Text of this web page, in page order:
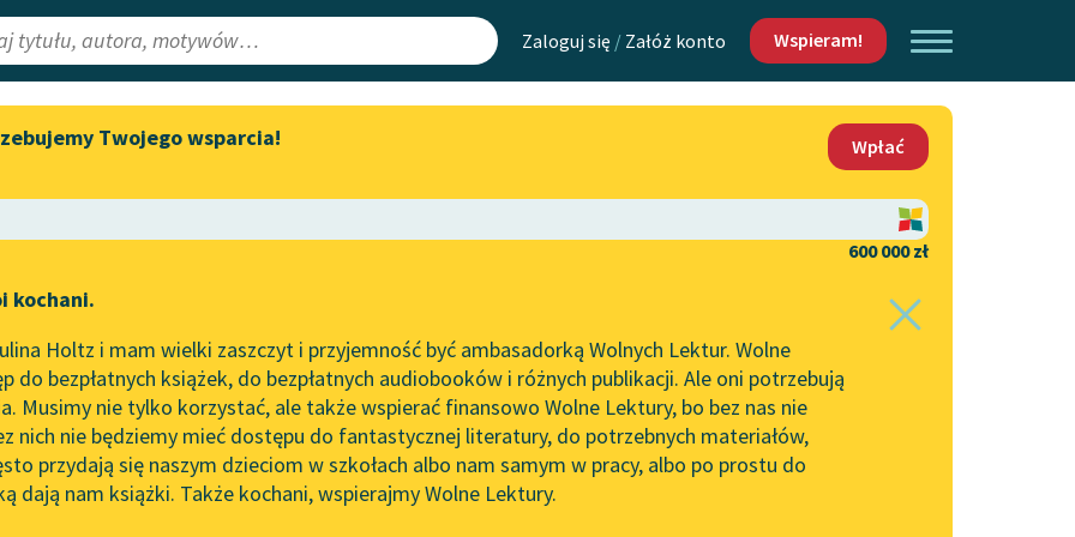
Zaloguj się / Załóż konto Wspieram!
Lektury
redakcyjne
Aktualności
Zapraszamy na spotkanie
literatury skandynawskiej
Wolne Lektury na 32.
Pol’and’Rock Festivalu
„Kochanek Lady Chatterley”
do słuchania na Wolnych
Lekturach
Nowy audiobook – „Marzenie
Mapa Wolnych Lektur
Leśmianator
API
OAI-PMH
Widget Wolnych Lektur
Kontakt
O projekcie
Zasady wykorzystania
Wolnych Lektur
Logotypy
Materiały promocyjne
Twojego wsparcia!
Wpłać
600 000 zł
kochani.
Holtz i mam wielki zaszczyt i przyjemność być ambasadorką Wolnych Lektur. Wolne
do bezpłatnych książek, do bezpłatnych audiobooków i różnych publikacji. Ale oni potrzebują
Musimy nie tylko korzystać, ale także wspierać finansowo Wolne Lektury, bo bez nas nie
nich nie będziemy mieć dostępu do fantastycznej literatury, do potrzebnych materiałów,
przydają się naszym dzieciom w szkołach albo nam samym w pracy, albo po prostu do
dają nam książki. Także kochani, wspierajmy Wolne Lektury.
Pani Dulska przed sądem